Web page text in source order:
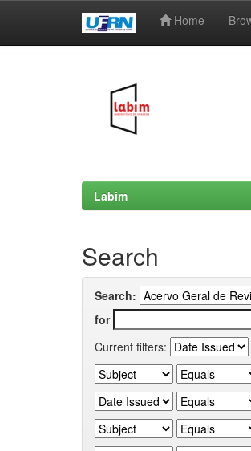
Home
Labim
Search
Search:
for
Current filters: